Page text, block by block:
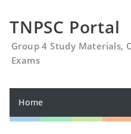
TNPSC Portal
Group 4 Study Materials,
Exams
Home